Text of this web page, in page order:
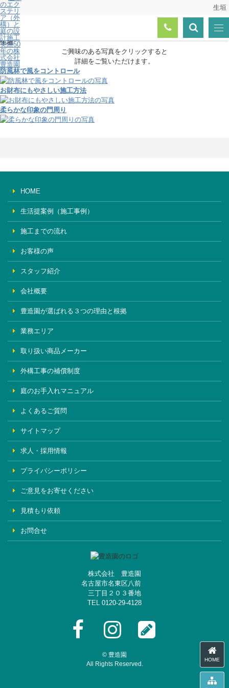
生垣
トップページ
生垣
生垣
ご興味のある写真をクリックすると
詳細をご覧いただけます。
防風林で風をコントロール
お財布にもやさしい施工方法
柔らかな印象の門周り
HOME
生活提案例（施工事例）
施工までの流れ
お客様の声
スタッフ紹介
会社概要
豊造園が選ばれる３つの理由と根拠
業務エリア
取り扱い商品メーカー
外構工事の補償制度
庭のお手入れマニュアル
よくあるご質問
サイトマップ
求人・採用情報
プライバシーポリシー
ご意見をお寄せください
見積もり依頼
お問合せ
株式会社 豊造園
名古屋市名東区八前
三丁目２０３番地
TEL 0120-29-4128
Facebook
Instagram
BLOG
© 豊造園
All Rights Reserved.
HOME